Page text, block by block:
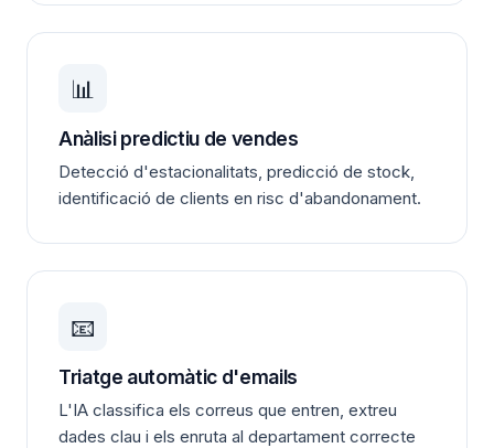
📊
Anàlisi predictiu de vendes
Detecció d'estacionalitats, predicció de stock,
identificació de clients en risc d'abandonament.
📧
Triatge automàtic d'emails
L'IA classifica els correus que entren, extreu
dades clau i els enruta al departament correcte